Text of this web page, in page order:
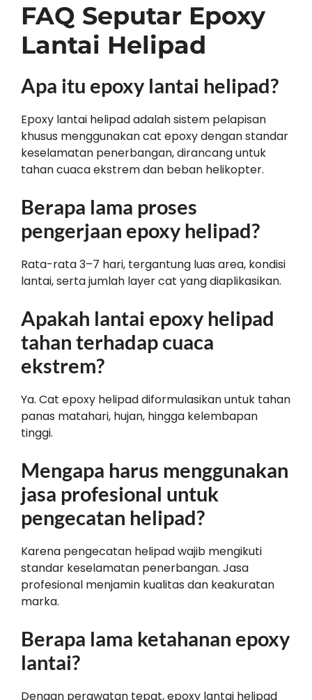
FAQ Seputar Epoxy
Lantai Helipad
Apa itu epoxy lantai helipad?
Epoxy lantai helipad adalah sistem pelapisan
khusus menggunakan cat epoxy dengan standar
keselamatan penerbangan, dirancang untuk
tahan cuaca ekstrem dan beban helikopter.
Berapa lama proses
pengerjaan epoxy helipad?
Rata-rata 3–7 hari, tergantung luas area, kondisi
lantai, serta jumlah layer cat yang diaplikasikan.
Apakah lantai epoxy helipad
tahan terhadap cuaca
ekstrem?
Ya. Cat epoxy helipad diformulasikan untuk tahan
panas matahari, hujan, hingga kelembapan
tinggi.
Mengapa harus menggunakan
jasa profesional untuk
pengecatan helipad?
Karena pengecatan helipad wajib mengikuti
standar keselamatan penerbangan. Jasa
profesional menjamin kualitas dan keakuratan
marka.
Berapa lama ketahanan epoxy
lantai?
Dengan perawatan tepat, epoxy lantai helipad